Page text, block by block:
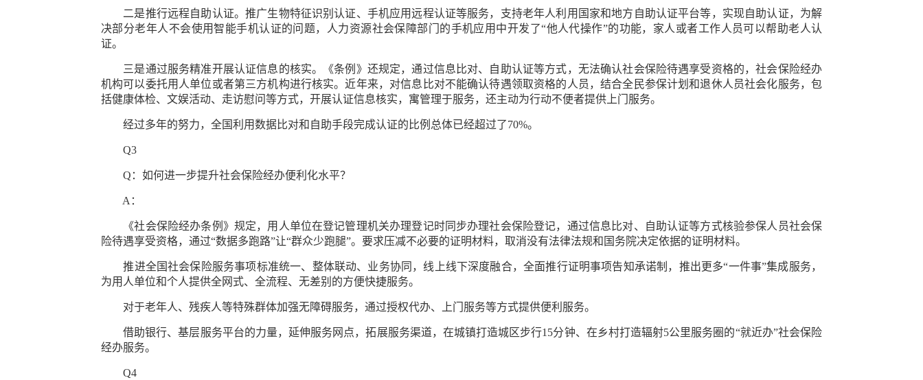
二是推行远程自助认证。推广生物特征识别认证、手机应用远程认证等服务，支持老年人利用国家和地方自助认证平台等，实现自助认证，为解
决部分老年人不会使用智能手机认证的问题，人力资源社会保障部门的手机应用中开发了“他人代操作”的功能，家人或者工作人员可以帮助老人认
证。
三是通过服务精准开展认证信息的核实。《条例》还规定，通过信息比对、自助认证等方式，无法确认社会保险待遇享受资格的，社会保险经办
机构可以委托用人单位或者第三方机构进行核实。近年来，对信息比对不能确认待遇领取资格的人员，结合全民参保计划和退休人员社会化服务，包
括健康体检、文娱活动、走访慰问等方式，开展认证信息核实，寓管理于服务，还主动为行动不便者提供上门服务。
经过多年的努力，全国利用数据比对和自助手段完成认证的比例总体已经超过了70%。
Q3
Q：如何进一步提升社会保险经办便利化水平？
A：
《社会保险经办条例》规定，用人单位在登记管理机关办理登记时同步办理社会保险登记，通过信息比对、自助认证等方式核验参保人员社会保
险待遇享受资格，通过“数据多跑路”让“群众少跑腿”。要求压减不必要的证明材料，取消没有法律法规和国务院决定依据的证明材料。
推进全国社会保险服务事项标准统一、整体联动、业务协同，线上线下深度融合，全面推行证明事项告知承诺制，推出更多“一件事”集成服务，
为用人单位和个人提供全网式、全流程、无差别的方便快捷服务。
对于老年人、残疾人等特殊群体加强无障碍服务，通过授权代办、上门服务等方式提供便利服务。
借助银行、基层服务平台的力量，延伸服务网点，拓展服务渠道，在城镇打造城区步行15分钟、在乡村打造辐射5公里服务圈的“就近办”社会保险
经办服务。
Q4